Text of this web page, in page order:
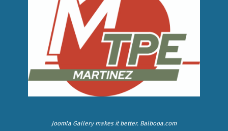
Joomla Gallerymakes it better. Balbooa.com